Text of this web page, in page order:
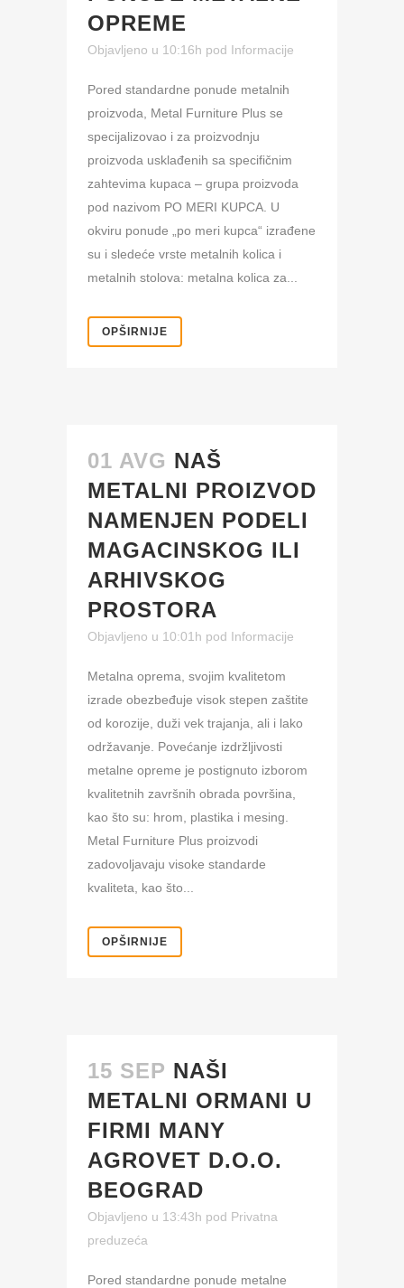
OPREME
Objavljeno u 10:16h pod Informacije
Pored standardne ponude metalnih
proizvoda, Metal Furniture Plus se
specijalizovao i za proizvodnju
proizvoda usklađenih sa specifičnim
zahtevima kupaca – grupa proizvoda
pod nazivom PO MERI KUPCA. U
okviru ponude „po meri kupca“ izrađene
su i sledeće vrste metalnih kolica i
metalnih stolova: metalna kolica za...
OPŠIRNIJE
01 AVG NAŠ
METALNI PROIZVOD
NAMENJEN PODELI
MAGACINSKOG ILI
ARHIVSKOG
PROSTORA
Objavljeno u 10:01h pod Informacije
Metalna oprema, svojim kvalitetom
izrade obezbeđuje visok stepen zaštite
od korozije, duži vek trajanja, ali i lako
održavanje. Povećanje izdržljivosti
metalne opreme je postignuto izborom
kvalitetnih završnih obrada površina,
kao što su: hrom, plastika i mesing.
Metal Furniture Plus proizvodi
zadovoljavaju visoke standarde
kvaliteta, kao što...
OPŠIRNIJE
15 SEP NAŠI
METALNI ORMANI U
FIRMI MANY
AGROVET D.O.O.
BEOGRAD
Objavljeno u 13:43h pod Privatna
preduzeća
Pored standardne ponude metalne